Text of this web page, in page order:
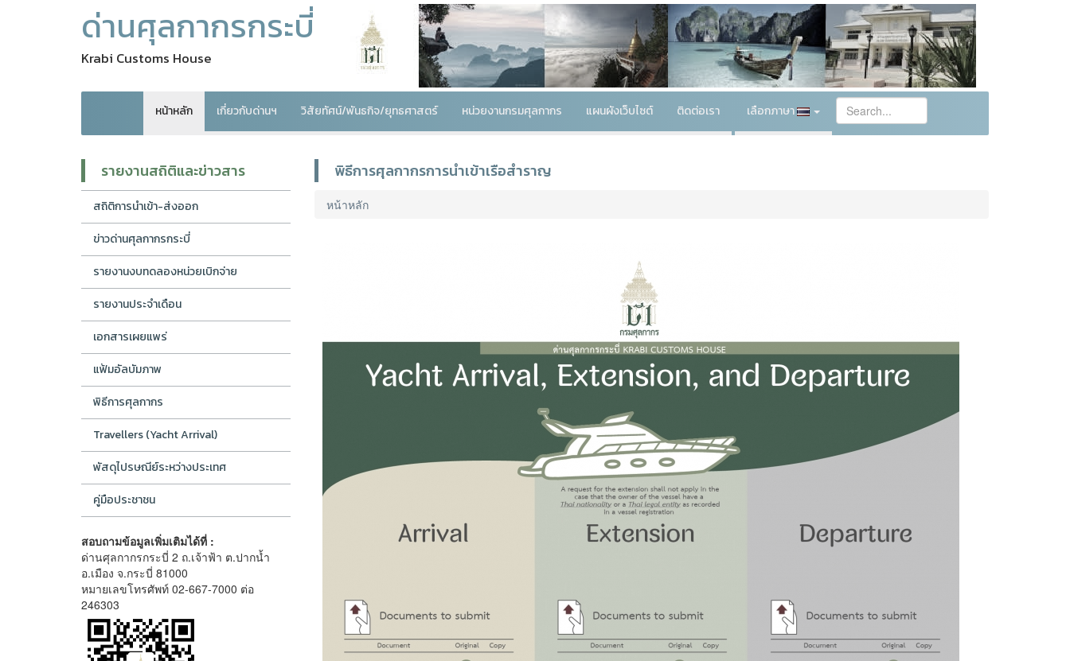
ด่านศุลกากรกระบี่
Krabi Customs House
หน้าหลัก เกี่ยวกับด่านฯ วิสัยทัศน์/พันธกิจ/ยุทธศาสตร์ หน่วยงานกรมศุลกากร แผนผังเว็บไซต์ ติดต่อเรา เลือกภาษา
รายงานสถิติและข่าวสาร
สถิติการนำเข้า-ส่งออก
ข่าวด่านศุลกากรกระบี่
รายงานงบทดลองหน่วยเบิกจ่าย
รายงานประจำเดือน
เอกสารเผยแพร่
แฟ้มอัลบัมภาพ
พิธีการศุลกากร
Travellers (Yacht Arrival)
พัสดุไปรษณีย์ระหว่างประเทศ
คู่มือประชาชน
สอบถามข้อมูลเพิ่มเติมได้ที่ :
ด่านศุลกากรกระบี่ 2 ถ.เจ้าฟ้า ต.ปากน้ำ
อ.เมือง จ.กระบี่ 81000
หมายเลขโทรศัพท์ 02-667-7000 ต่อ
246303
พิธีการศุลกากรการนำเข้าเรือสำราญ
หน้าหลัก